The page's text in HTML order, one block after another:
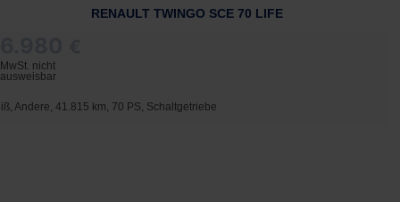
RENAULT TWINGO SCE 70 LIFE
MwSt. nicht
ausweisbar
Andere, 41.815 km, 70 PS, Schaltgetriebe